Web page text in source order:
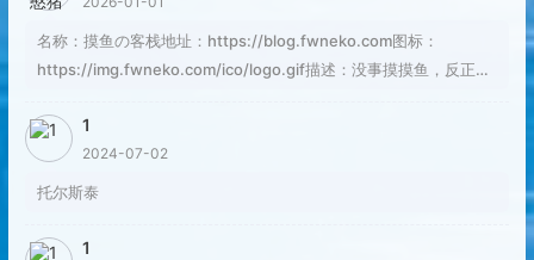
名称：摸鱼の客栈地址：https://blog.fwneko.com图标：
https://img.fwneko.com/ico/logo.gif描述：没事摸摸鱼，反正焦
1
2024-07-02
托尔斯泰
1